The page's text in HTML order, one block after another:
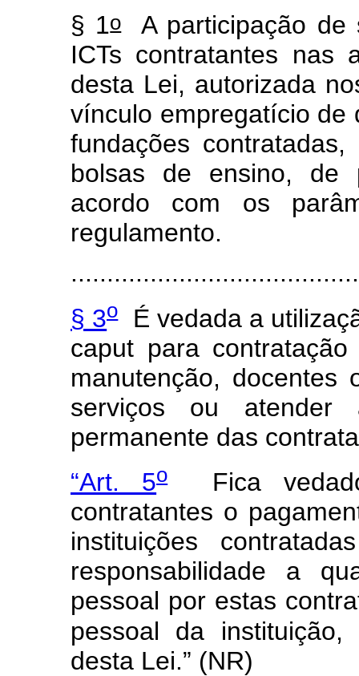
§ 1oA participação de
ICTs contratantes nas
desta Lei, autorizada
vínculo empregatício de
fundações
bolsas de ensino, de
acordo com os
regulamento.
§ 3oÉ vedada a
caput para
manutenção, docentes
serviços ou atender
permanente das
“Art. 5oFica
contratantes o
instituições
responsabilidade a
pessoal por estas
pessoal da
desta Lei.” (NR)